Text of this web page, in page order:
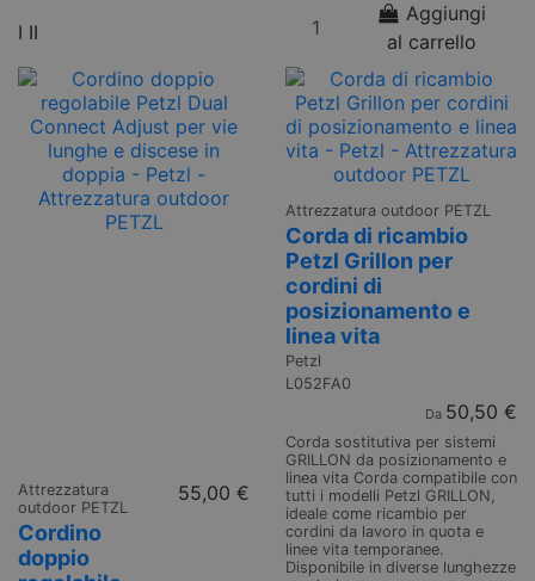
I II
Aggiungi
al carrello
Attrezzatura
outdoor PETZL
Cordino
doppio
55,00 €
Attrezzatura outdoor PETZL
Corda di ricambio
Petzl Grillon per
cordini di
posizionamento e
linea vita
Petzl
L052FA0
Da 50,50 €
Corda sostitutiva per sistemi
GRILLON da posizionamento e
linea vita Corda compatibile con
tutti i modelli Petzl GRILLON,
ideale come ricambio per
cordini da lavoro in quota e
linee vita temporanee.
Disponibile in diverse lunghezze